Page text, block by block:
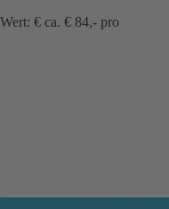
€ ca. € 84,- pro